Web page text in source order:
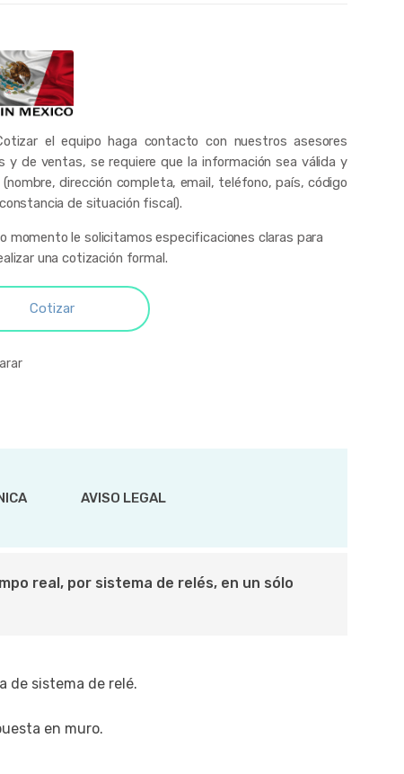
el equipo haga contacto con nuestros asesores
y de ventas, se requiere que la información sea válida y
(nombre, dirección completa, email, teléfono, país, código
de situación fiscal).
momento le solicitamos especificaciones claras para
una cotización formal.
Cotizar
AVISO LEGAL
real, por sistema de relés, en un sólo
de sistema de relé.
en muro.